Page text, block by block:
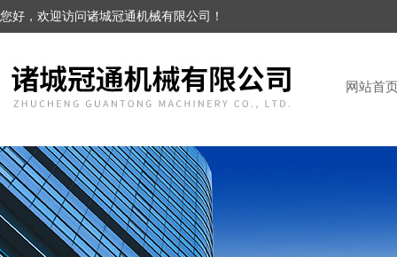
您好，欢迎访问诸城冠通机械有限公司！
网站首